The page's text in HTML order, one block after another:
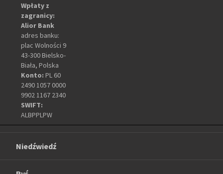
Wpłaty z
zagranicy:
Alior Bank
adres banku:
plac Wolności 9
43-300 Bielsko-
Biała, Polska
Konto: PL 60
2490 1057 0000
9902 1167 2340
SWIFT:
ALBPPLPW
Niedźwiedź